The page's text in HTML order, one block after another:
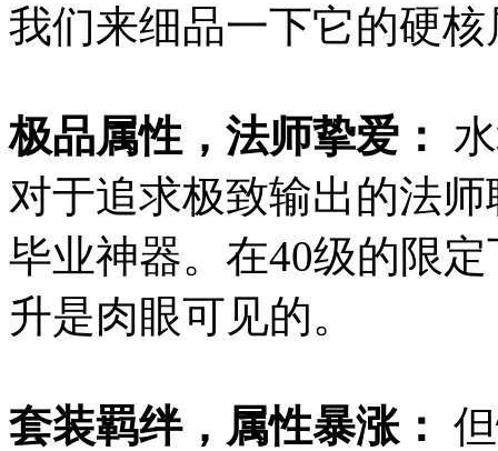
我们来细品一下它的硬核
极品属性，法师挚爱：
对于追求极致输出的法
毕业神器。在40级的限
升是肉眼可见的。
套装羁绊，属性暴涨：